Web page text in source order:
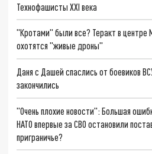
Технофашисты XXI века
"Кротами" были все? Теракт в центре
охотятся "живые дроны"
Даня с Дашей спаслись от боевиков
закончились
"Очень плохие новости": Большая
НАТО впервые за СВО остановили
приграничье?